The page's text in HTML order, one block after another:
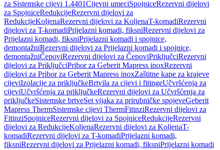
za Sistemske cijevi 1.4401Cijevni umeciSpojniceRezervni dijelovi
za SpojniceRedukcijeRezervni dijelovi za
RedukcijeKoljenaRezervni dijelovi za KoljenaT-komadiRezervni
dijelovi za T-komadiPrijelazni komadi, fiksniRezervni dijelovi za
Prijelazni komadi, fiksniPrijelazni komadi i spojnice,
demontažniRezervni dijelovi za Prijelazni komadi i spojnice,
demontažniČepoviRezervni dijelovi za ČepoviPriključciRezervni
dijelovi za PriključciPribor za Geberit Mapress inoxRezervni
dijelovi za Pribor za Geberit Mapress inoxZaštitne kape za krajeve
cijeviIzolacije za priključkeBrtvila za cijevi i fitingeUčvršćenja za
cijeviUčvršćenja za priključkeRezervni dijelovi za Učvršćenja za
priključkeSistemske brtveSet vijaka za prirubničke spojeveGeberit
Mapress ThermSistemske cijevi ThermFitinziRezervni dijelovi za
FitinziSpojniceRezervni dijelovi za SpojniceRedukcijeRezervni
dijelovi za RedukcijeKoljenaRezervni dijelovi za KoljenaT-
komadiRezervni dijelovi za T-komadiPrijelazni komadi,
fiksniRezervni dijelovi za Prijelazni komadi, fiksniPrijelazni komadi